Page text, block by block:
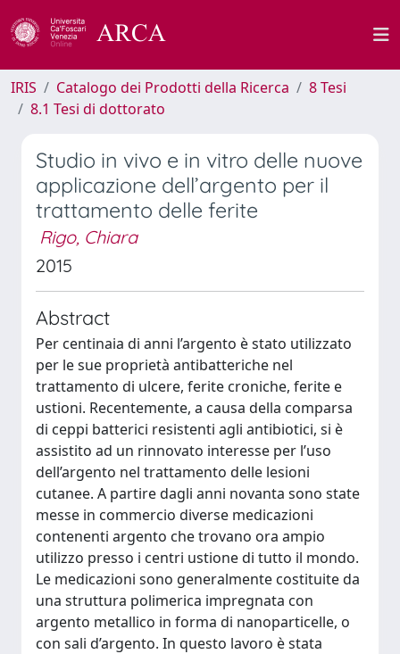
IRIS Catalogo dei Prodotti della Ricerca
8 Tesi
8.1 Tesi di dottorato
Studio in vivo e in vitro delle nuove
applicazione dell’argento per il
trattamento delle ferite
Rigo, Chiara
2015
Abstract
Per centinaia di anni l’argento è stato utilizzato
per le sue proprietà antibatteriche nel
trattamento di ulcere, ferite croniche, ferite e
ustioni. Recentemente, a causa della comparsa
di ceppi batterici resistenti agli antibiotici, si è
assistito ad un rinnovato interesse per l’uso
dell’argento nel trattamento delle lesioni
cutanee. A partire dagli anni novanta sono state
messe in commercio diverse medicazioni
contenenti argento che trovano ora ampio
utilizzo presso i centri ustione di tutto il mondo.
Le medicazioni sono generalmente costituite da
una struttura polimerica impregnata con
argento metallico in forma di nanoparticelle, o
con sali d’argento. In questo lavoro è stata